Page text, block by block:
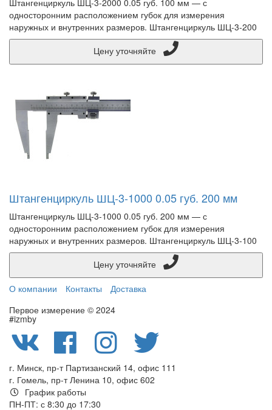
односторонним расположением губок для измерения
наружных и внутренних размеров. Штангенциркуль ШЦ-3-200
Штангенциркуль ШЦ-3-1000 0.05 губ. 200 мм
Штангенциркуль ШЦ-3-1000 0.05 губ. 200 мм — с
односторонним расположением губок для измерения
наружных и внутренних размеров. Штангенциркуль ШЦ-3-100
О компании
Контакты
Доставка
Первое измерение © 2024
#izmby
г. Минск, пр-т Партизанский 14, офис 111
г. Гомель, пр-т Ленина 10, офис 602
График работы
ПН-ПТ: с 8:30 до 17:30